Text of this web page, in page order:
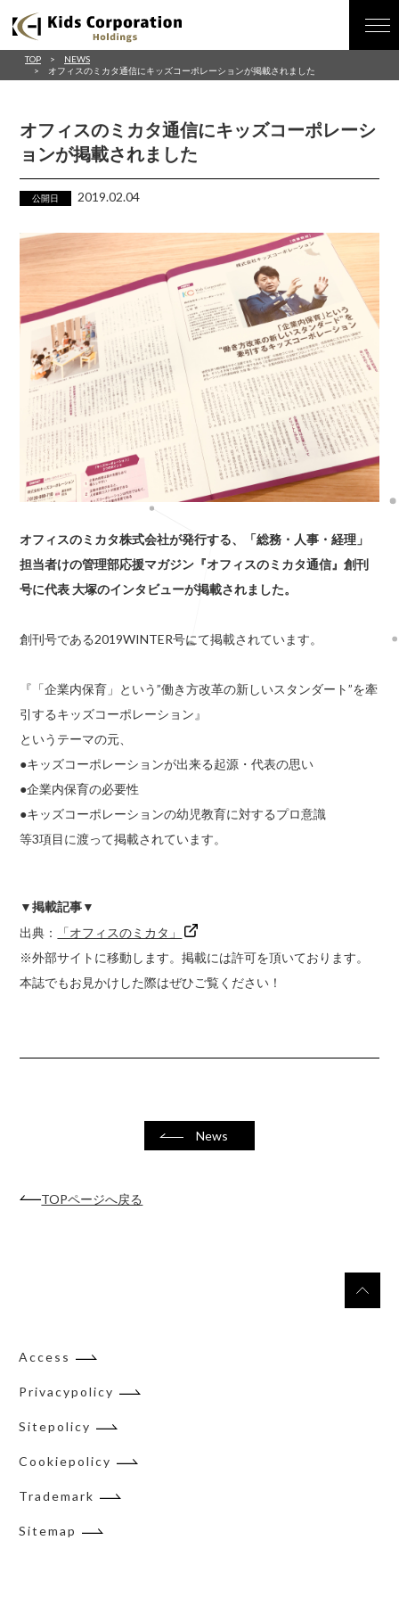
TOP
NEWS
オフィスのミカタ通信にキッズコーポレーションが掲載されました
オフィスのミカタ通信にキッズコーポレーシ
ョンが掲載されました
公開日 2019.02.04
オフィスのミカタ株式会社が発行する、「総務・人事・経理」
担当者けの管理部応援マガジン『オフィスのミカタ通信』創刊
号に代表 大塚のインタビューが掲載されました。
創刊号である2019WINTER号にて掲載されています。
『「企業内保育」という”働き方改革の新しいスタンダート”を牽
引するキッズコーポレーション』
というテーマの元、
●キッズコーポレーションが出来る起源・代表の思い
●企業内保育の必要性
●キッズコーポレーションの幼児教育に対するプロ意識
等3項目に渡って掲載されています。
▼掲載記事▼
出典：
「オフィスのミカタ」
※外部サイトに移動します。掲載には許可を頂いております。
本誌でもお見かけした際はぜひご覧ください！
News
TOPページへ戻る
Access
Privacypolicy
Sitepolicy
Cookiepolicy
Trademark
Sitemap